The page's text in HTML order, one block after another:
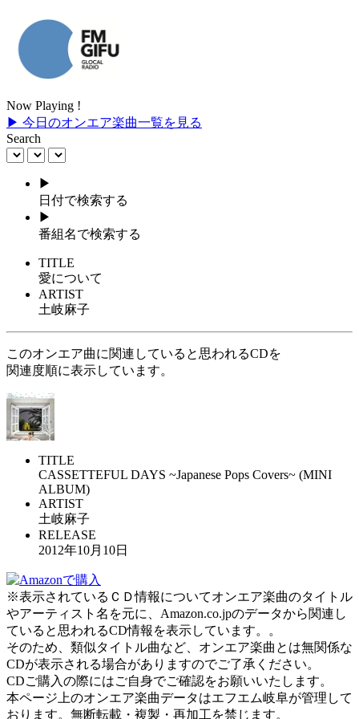
Now Playing !
▶ 今日のオンエア楽曲一覧を見る
Search
▶
日付で検索する
▶
番組名で検索する
TITLE
愛について
ARTIST
土岐麻子
このオンエア曲に関連していると思われるCDを
関連度順に表示しています。
TITLE
CASSETTEFUL DAYS ~Japanese Pops Covers~ (MINI
ALBUM)
ARTIST
土岐麻子
RELEASE
2012年10月10日
※表示されているＣＤ情報についてオンエア楽曲のタイトル
やアーティスト名を元に、Amazon.co.jpのデータから関連し
ていると思われるCD情報を表示しています。。
そのため、類似タイトル曲など、オンエア楽曲とは無関係な
CDが表示される場合がありますのでご了承ください。
CDご購入の際にはご自身でご確認をお願いいたします。
本ページ上のオンエア楽曲データはエフエム岐阜が管理して
おります。無断転載・複製・再加工を禁じます。